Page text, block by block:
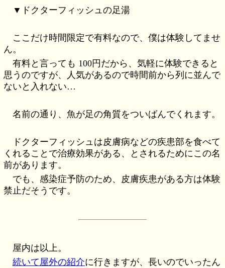
▼ドクターフィッシュの足湯
ここだけ時間限定で有料なので、僕は体験してませ
ん。
有料と言っても 100円だから、気軽に体験できると
思うのですが、人気があるので時間前から列に並んで
ないと入れない…
名前の通り、魚が足の角質をついばんでくれます。
ドクターフィッシュは皮膚病などの疾患部を食べて
くれることで治療効果がある、とされるためにこの名
前があります。
でも、感染症予防のため、皮膚疾患がある方は体験
禁止だそうです。
屋内は以上。
続いて屋外の紹介に行きますが、長いのでいったん